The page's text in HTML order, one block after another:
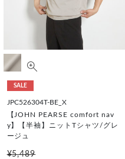
SALE
JPC526304T-BE_X
【JOHN PEARSE comfort nav
y】【半袖】ニットTシャツ/グレ
ージュ
¥5,489